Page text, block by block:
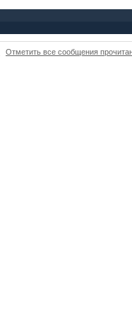
Отметить все сообщения